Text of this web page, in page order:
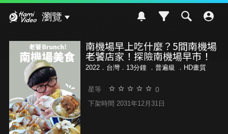
瀏覽
南機場早上吃什麼？5間南機場
老饕店家！探險南機場早市！
2022．台灣．13分鐘 ． 普遍級 ．HD畫質
星等 0
下架時間 2031年12月31日